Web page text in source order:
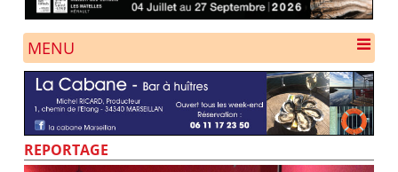
MENU
REPORTAGE